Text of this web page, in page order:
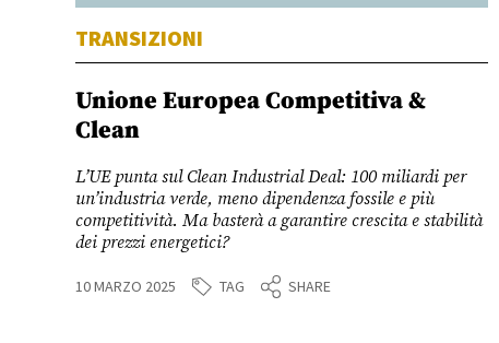
TRANSIZIONI
Unione Europea Competitiva &
Clean
L’UE punta sul Clean Industrial Deal: 100 miliardi per
un’industria verde, meno dipendenza fossile e più
competitività. Ma basterà a garantire crescita e stabilità
dei prezzi energetici?
10 MARZO 2025 TAG SHARE